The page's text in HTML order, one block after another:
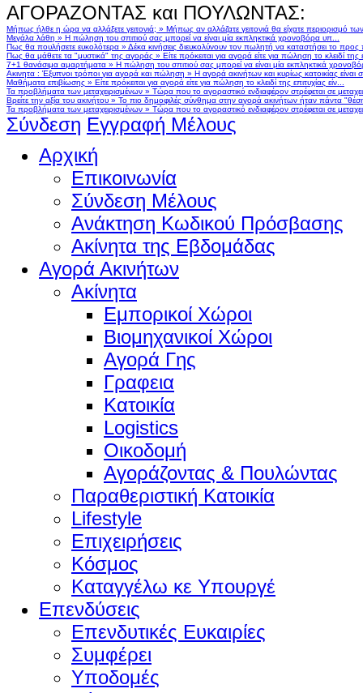
ΑΓΟΡΑΖΟΝΤΑΣ και ΠΟΥΛΩΝΤΑΣ:
Μήπως ήλθε η ώρα να αλλάξετε γειτονιά; » Μήπως αν αλλάζατε γειτονιά θα είχατε περιορισμό
Μεγάλα λάθη » Η πώληση του σπιτιού σας μπορεί να είναι μία εκπληκτικά χρονοβόρα υπ...
Πως θα πουλήσετε ευκολότερα » Δέκα κινήσεις διευκολύνουν τον πωλητή να καταστήσει το
Πως θα μάθετε τα "μυστικά" της αγοράς » Είτε πρόκειται για αγορά είτε για πώληση το κλειδί της
7+1 θανάσιμα αμαρτήματα » Η πώληση του σπιτιού σας μπορεί να είναι μία εκπληκτικά
Ακινητα : Έξυπνοι τρόποι για αγορά και πώληση » Η αγορά ακινήτων και κυρίως κατοικίας
Μαθήματα επιβίωσης » Είτε πρόκειται για αγορά είτε για πώληση το κλειδί της επιτυχίας είν...
Τα προβλήματα των μεταχειρισμένων » Τώρα που το αγοραστικό ενδιαφέρον στρέφεται σε
Βρείτε την αξία του ακινήτου » Το πιο δημοφιλές σύνθημα στην αγορά ακινήτων ήταν πάντα
Τα προβλήματα των μεταχειρισμένων » Τώρα που το αγοραστικό ενδιαφέρον στρέφεται σε
Σύνδεση Εγγραφή Μέλους
Αρχική
Επικοινωνία
Σύνδεση Μέλους
Ανάκτηση Κωδικού Πρόσβασης
Ακίνητα της Εβδομάδας
Αγορά Ακινήτων
Ακίνητα
Εμπορικοί Χώροι
Βιομηχανικοί Χώροι
Αγορά Γης
Γραφεια
Κατοικία
Logistics
Οικοδομή
Αγοράζοντας & Πουλώντας
Παραθεριστική Κατοικία
Lifestyle
Επιχειρήσεις
Κόσμος
Καταγγέλω κε Υπουργέ
Επενδύσεις
Επενδυτικές Ευκαιρίες
Συμφέρει
Υποδομές